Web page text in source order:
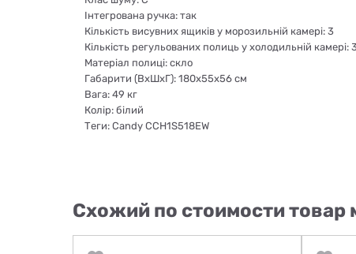
Інтегрована ручка: так
Кількість висувних ящиків у морозильній камері: 3
Кількість регульованих полиць у холодильній камері:
Матеріал полиці: скло
Габарити (ВхШхГ): 180х55х56 см
Вага: 49 кг
Колір: білий
Теги: Candy CCH1S518EW
Схожий по стоимости товар